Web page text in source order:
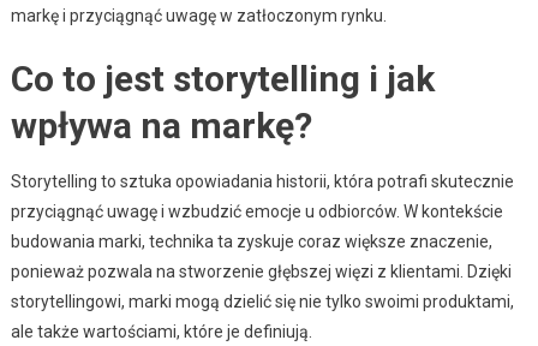
markę i przyciągnąć uwagę w zatłoczonym rynku.
Co to jest storytelling i jak
wpływa na markę?
Storytelling to sztuka opowiadania historii, która potrafi skutecznie
przyciągnąć uwagę i wzbudzić emocje u odbiorców. W kontekście
budowania marki, technika ta zyskuje coraz większe znaczenie,
ponieważ pozwala na stworzenie głębszej więzi z klientami. Dzięki
storytellingowi, marki mogą dzielić się nie tylko swoimi produktami,
ale także wartościami, które je definiują.